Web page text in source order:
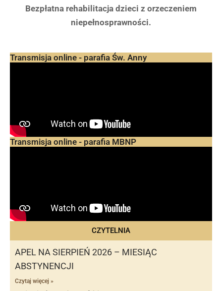
Bezpłatna rehabilitacja dzieci z orzeczeniem
niepełnosprawności.
Transmisja online - parafia Św. Anny
Transmisja online - parafia MBNP
CZYTELNIA
APEL NA SIERPIEŃ 2026 – MIESIĄC
ABSTYNENCJI
Czytaj więcej »